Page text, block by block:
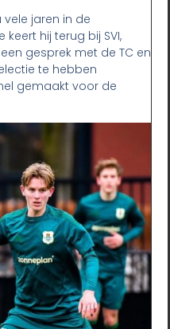
vele jaren in de
keert hij terug bij SVI,
gesprek met de TC en
te hebben
gemaakt voor de